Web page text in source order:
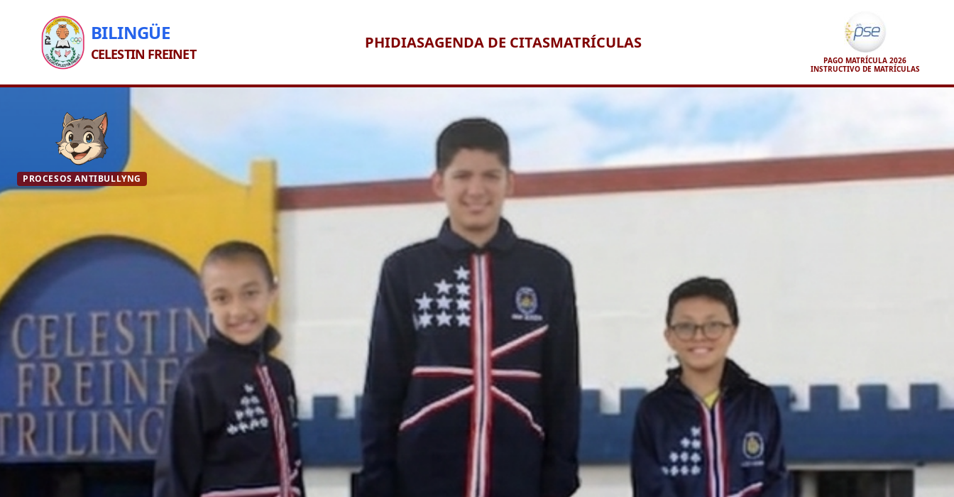
BILINGÜE
CELESTIN FREINET
PHIDIASAGENDA DE CITASMATRÍCULAS
PAGO MATRÍCULA 2026
INSTRUCTIVO DE MATRÍCULAS
PROCESOS ANTIBULLYNG